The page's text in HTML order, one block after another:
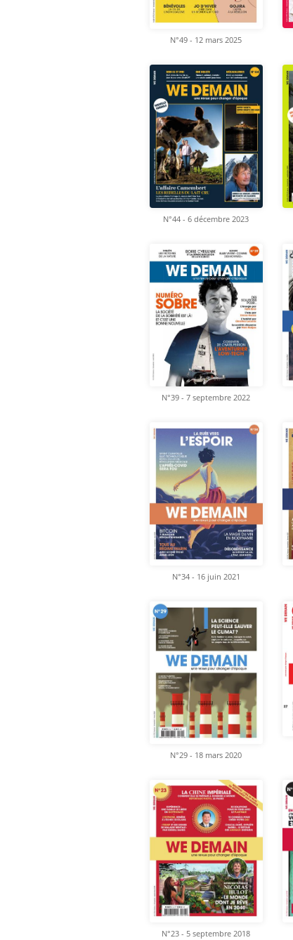
N°49 - 12 mars 2025
N°44 - 6 décembre 2023
N°39 - 7 septembre 2022
N°34 - 16 juin 2021
N°29 - 18 mars 2020
N°23 - 5 septembre 2018